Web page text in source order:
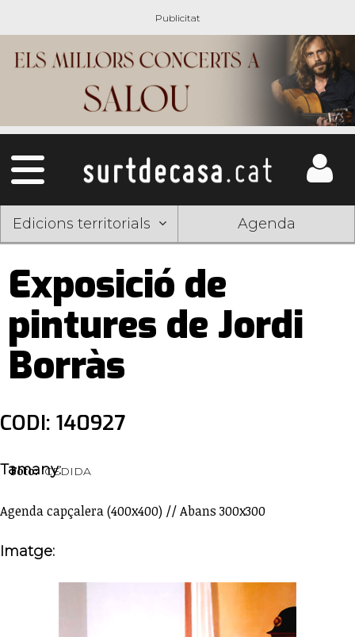
Edicions territorials Agenda
Exposició de
pintures de Jordi
Borràs
CODI: 140927
Foto: CEDIDA
Tamany:
Agenda capçalera (400x400) // Abans 300x300
Imatge: